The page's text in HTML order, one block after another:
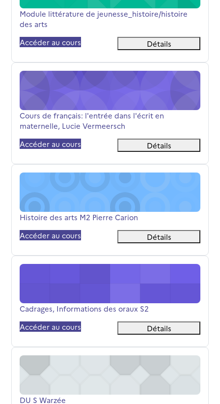
Nom du cours
Module littérature de jeunesse_histoire/histoire
des arts
Accéder au cours
Détails
Cours de français: l'entrée dans l'écrit en maternelle,
Nom du cours
Cours de français: l'entrée dans l'écrit en
maternelle, Lucie Vermeersch
Accéder au cours
Détails
Histoire des arts M2 Pierre Carion
Nom du cours
Histoire des arts M2 Pierre Carion
Accéder au cours
Détails
Cadrages, Informations des oraux S2
Nom du cours
Cadrages, Informations des oraux S2
Accéder au cours
Détails
DU S Warzée
Nom du cours
DU S Warzée